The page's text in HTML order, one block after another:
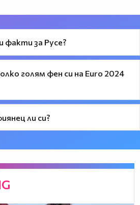
факти за Русе?
голям фен си на Euro 2024
ли си?